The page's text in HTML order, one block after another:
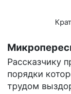
Рассказчику
порядки
трудом